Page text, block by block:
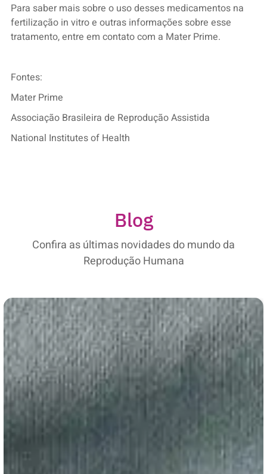
Para saber mais sobre o uso desses medicamentos na
fertilização in vitro e outras informações sobre esse
tratamento, entre em contato com a Mater Prime.
Fontes:
Mater Prime
Associação Brasileira de Reprodução Assistida
National Institutes of Health
Blog
Confira as últimas novidades do mundo da
Reprodução Humana